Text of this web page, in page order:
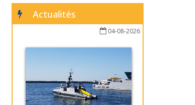
Actualités
04-08-2026